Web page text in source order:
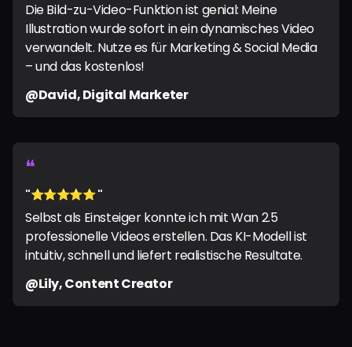
Die Bild-zu-Video-Funktion ist genial: Meine
Illustration wurde sofort in ein dynamisches Video
verwandelt. Nutze es für Marketing & Social Media
– und das kostenlos!
@David, Digital Marketer
❝
"⭐️⭐️⭐️⭐️⭐️ "
Selbst als Einsteiger konnte ich mit Wan 2.5
professionelle Videos erstellen. Das KI-Modell ist
intuitiv, schnell und liefert realistische Resultate.
@Lily, Content Creator